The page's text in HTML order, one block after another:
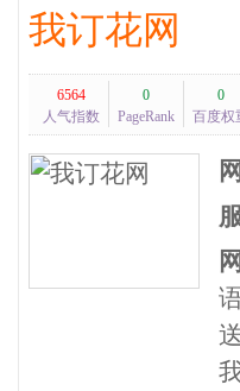
我订花网
6564
人气指数
0
PageRank
0
百度权